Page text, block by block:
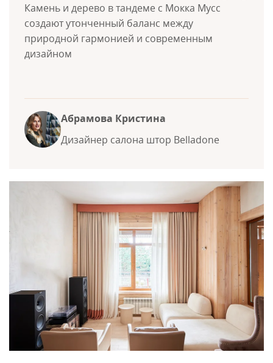
Абрамова Кристина
Дизайнер салона штор Belladone
Камень и дерево в тандеме с Мокка Мусс
создают утонченный баланс между
природной гармонией и современным
дизайном